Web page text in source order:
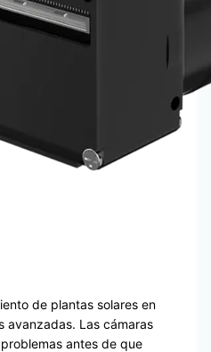
de plantas solares en
avanzadas. Las cámaras
antes de que